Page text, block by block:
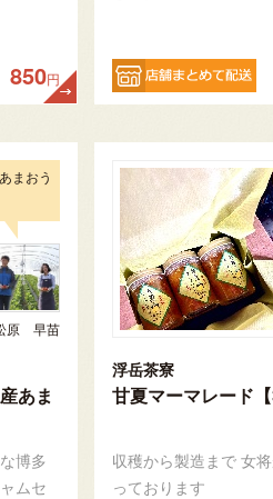
850円
まおう
原 早苗
あま
博多
ムセ
浮岳茶寮
甘夏マーマレード【
収穫から製造まで 女
っております